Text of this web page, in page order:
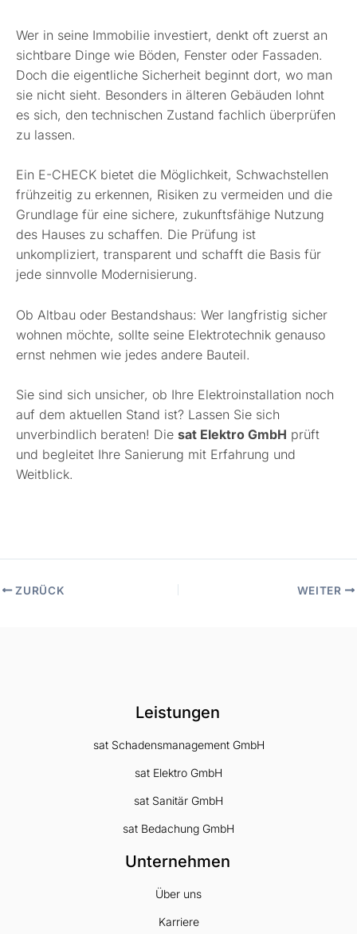
Wer in seine Immobilie investiert, denkt oft zuerst an
sichtbare Dinge wie Böden, Fenster oder Fassaden.
Doch die eigentliche Sicherheit beginnt dort, wo man
sie nicht sieht. Besonders in älteren Gebäuden lohnt
es sich, den technischen Zustand fachlich überprüfen
zu lassen.
Ein E-CHECK bietet die Möglichkeit, Schwachstellen
frühzeitig zu erkennen, Risiken zu vermeiden und die
Grundlage für eine sichere, zukunftsfähige Nutzung
des Hauses zu schaffen. Die Prüfung ist
unkompliziert, transparent und schafft die Basis für
jede sinnvolle Modernisierung.
Ob Altbau oder Bestandshaus: Wer langfristig sicher
wohnen möchte, sollte seine Elektrotechnik genauso
ernst nehmen wie jedes andere Bauteil.
Sie sind sich unsicher, ob Ihre Elektroinstallation noch
auf dem aktuellen Stand ist? Lassen Sie sich
unverbindlich beraten! Die sat Elektro GmbH prüft
und begleitet Ihre Sanierung mit Erfahrung und
Weitblick.
ZURÜCK WEITER
Leistungen
sat Schadensmanagement GmbH
sat Elektro GmbH
sat Sanitär GmbH
sat Bedachung GmbH
Unternehmen
Über uns
Karriere